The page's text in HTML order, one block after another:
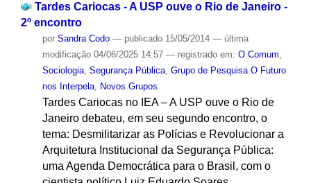
Tardes Cariocas - A USP ouve o Rio de Janeiro -
2º encontro
por Sandra Codo — publicado15/05/2014 — última
modificação04/06/2025 14:57 — registrado em: O Comum,
Sociologia, Segurança Pública, Grupo de Pesquisa O Futuro
nos Interpela, Novos Grupos
Tardes Cariocas no IEA – A USP ouve o Rio de
Janeiro debateu, em seu segundo encontro, o
tema: Desmilitarizar as Polícias e Revolucionar a
Arquitetura Institucional da Segurança Pública:
uma Agenda Democrática para o Brasil, com o